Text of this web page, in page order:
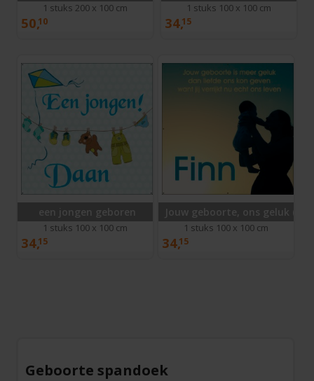
1 stuks 200 x 100 cm
50,10
1 stuks 100 x 100 cm
34,15
een jongen geboren
1 stuks 100 x 100 cm
34,15
Jouw geboorte, ons geluk
1 stuks 100 x 100 cm
34,15
Geboorte spandoek